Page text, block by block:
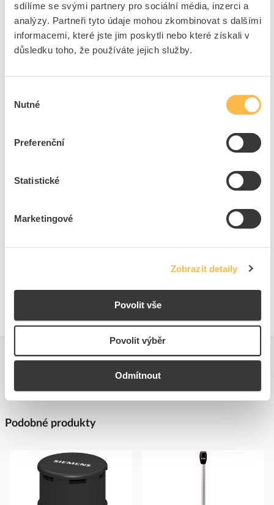
sdílíme se svými partnery pro sociální média, inzerci a
analýzy. Partneři tyto údaje mohou zkombinovat s dalšími
informacemi, které jste jim poskytli nebo které získali v
důsledku toho, že používáte jejich služby.
souhlasu
Nutné
Preferenční
Statistické
Marketingové
Zobrazit detaily
Povolit vše
Povolit výběr
Odmítnout
Světelný zdroj
LED
Stupeň krytí (IP)
IP66
Provozní napětí při AC 50
Hz
230 - 240 V
Druh ochrany ( NEMA)
GPSR Details
Odpovědnost za produkt +
Adresa:Komárovská 2406/57, 193 00 Praha 9 - Horní Počernice,
E-mail:EatonCareCZ@eaton.com
Ke stažení
Podobné produkty